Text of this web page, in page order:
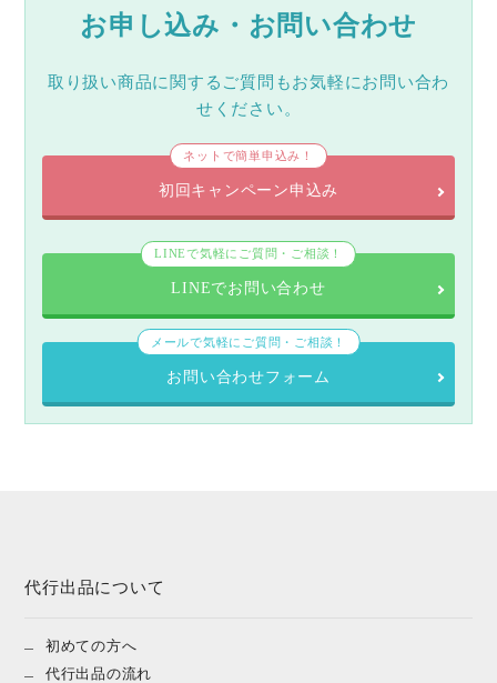
お申し込み・お問い合わせ
取り扱い商品に関するご質問もお気軽にお問い合わ
せください。
ネットで簡単申込み！
初回キャンペーン申込み
LINEで気軽にご質問・ご相談！
LINEでお問い合わせ
メールで気軽にご質問・ご相談！
お問い合わせフォーム
代行出品について
初めての方へ
代行出品の流れ